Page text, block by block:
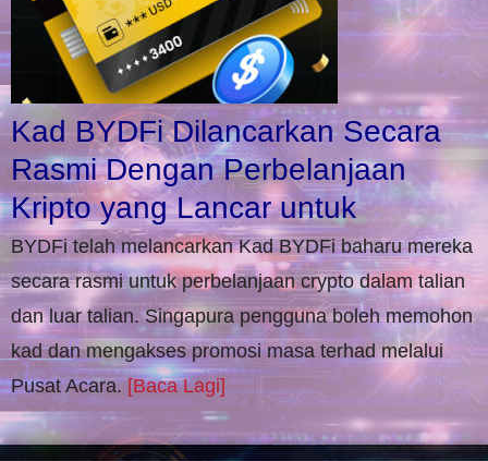
Kad BYDFi Dilancarkan Secara
Rasmi Dengan Perbelanjaan
Kripto yang Lancar untuk
BYDFi telah melancarkan Kad BYDFi baharu mereka
secara rasmi untuk perbelanjaan crypto dalam talian
dan luar talian. Singapura pengguna boleh memohon
kad dan mengakses promosi masa terhad melalui
Pusat Acara.[Baca Lagi]